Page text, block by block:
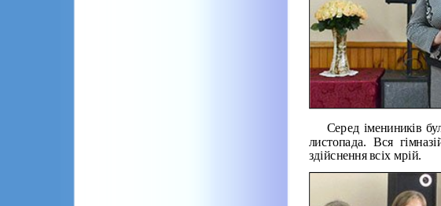
Серед імениників
листопада. Вся
здійснення всіх мрій.